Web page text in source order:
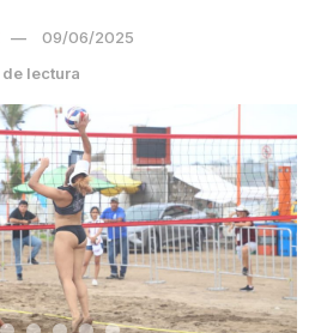
09/06/2025
lectura